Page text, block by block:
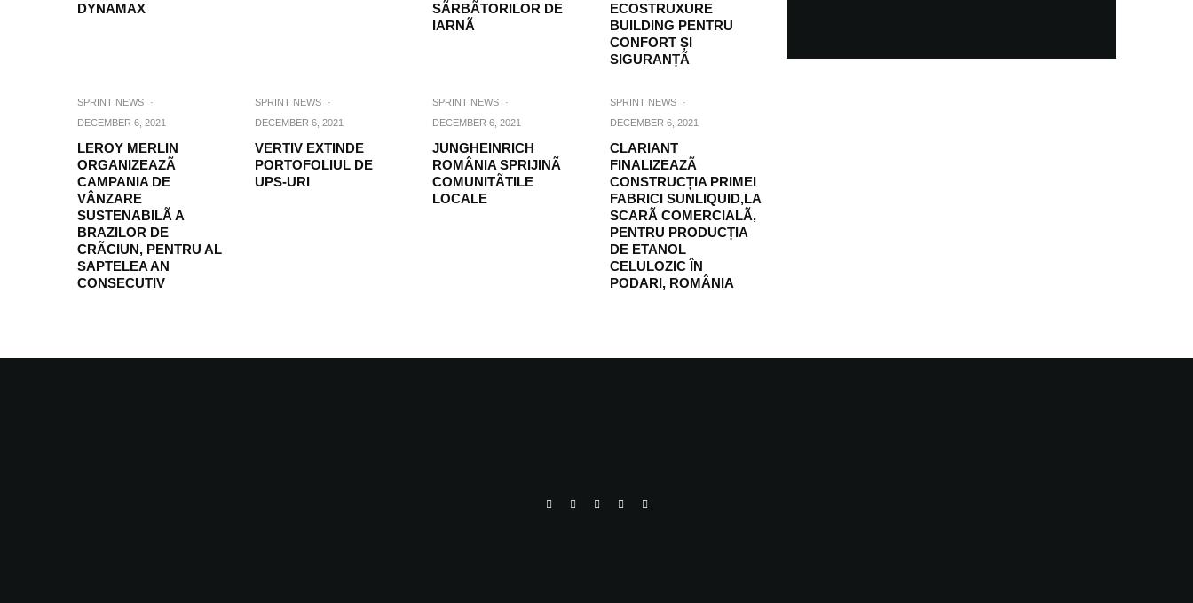
DYNAMAX
SÃRBÃTORILOR DE
IARNÃ
ECOSTRUXURE
BUILDING PENTRU
CONFORT ȘI
SIGURANȚÃ
SPRINT NEWS
·
DECEMBER 6, 2021
LEROY MERLIN
ORGANIZEAZÃ
CAMPANIA DE
VÂNZARE
SUSTENABILÃ A
BRAZILOR DE
CRÃCIUN, PENTRU AL
SAPTELEA AN
CONSECUTIV
SPRINT NEWS
·
DECEMBER 6, 2021
VERTIV EXTINDE
PORTOFOLIUL DE
UPS-URI
SPRINT NEWS
·
DECEMBER 6, 2021
JUNGHEINRICH
ROMÂNIA SPRIJINÃ
COMUNITÃTILE
LOCALE
SPRINT NEWS
·
DECEMBER 6, 2021
CLARIANT
FINALIZEAZÃ
CONSTRUCȚIA PRIMEI
FABRICI SUNLIQUID,LA
SCARÃ COMERCIALÃ,
PENTRU PRODUCȚIA
DE ETANOL
CELULOZIC ÎN
PODARI, ROMÂNIA